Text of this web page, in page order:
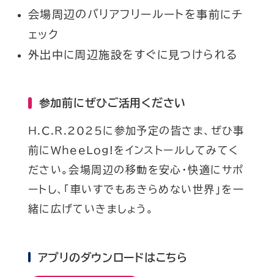
会場周辺のバリアフリールートを事前にチ
ェック
外出中に周辺施設をすぐに見つけられる
参加前にぜひご活用ください
H.C.R.2025に参加予定の皆さま、ぜひ事
前にWheeLog!をインストールしてみてく
ださい。会場周辺の移動を安心・快適にサポ
ートし、「車いすでもあきらめない世界」を一
緒に広げていきましょう。
アプリのダウンロードはこちら